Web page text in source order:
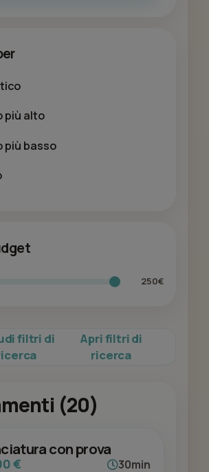
più alto
più basso
250€
filtri di
Apri filtri di
ricerca
(20)
con prova
€ 30min